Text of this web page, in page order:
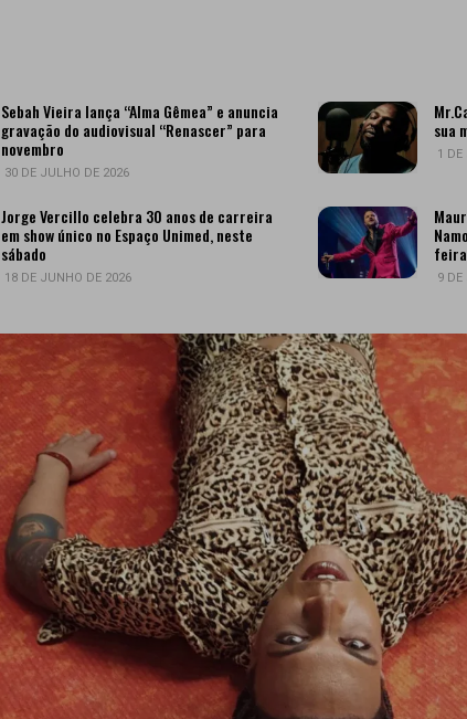
Sebah Vieira lança “Alma Gêmea” e anuncia
gravação do audiovisual “Renascer” para
novembro
30 DE JULHO DE 2026
sua
1
Jorge Vercillo celebra 30 anos de carreira
em show único no Espaço Unimed, neste
sábado
18 DE JUNHO DE 2026 9